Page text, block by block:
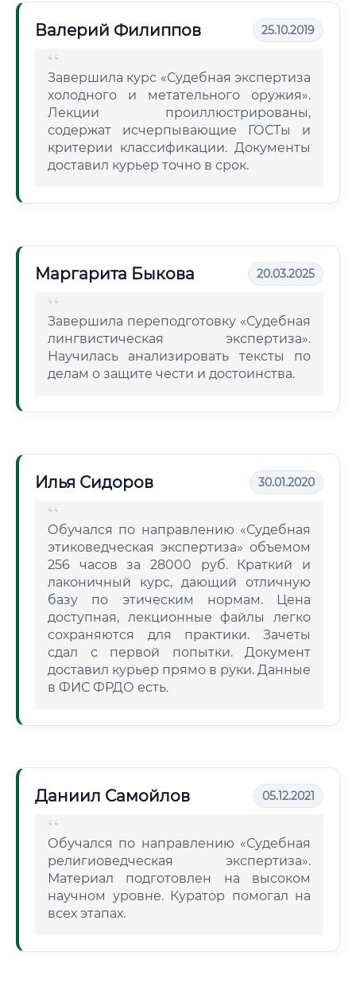
Валерий Филиппов 25.10.2019
Завершила курс «Судебная экспертиза
холодного и метательного оружия».
Лекции проиллюстрированы,
содержат исчерпывающие ГОСТы и
критерии классификации. Документы
доставил курьер точно в срок.
Маргарита Быкова 20.03.2025
Завершила переподготовку «Судебная
лингвистическая экспертиза».
Научилась анализировать тексты по
делам о защите чести и достоинства.
Илья Сидоров 30.01.2020
Обучался по направлению «Судебная
этиковедческая экспертиза» объемом
256 часов за 28000 руб. Краткий и
лаконичный курс, дающий отличную
базу по этическим нормам. Цена
доступная, лекционные файлы легко
сохраняются для практики. Зачеты
сдал с первой попытки. Документ
доставил курьер прямо в руки. Данные
в ФИС ФРДО есть.
Даниил Самойлов 05.12.2021
Обучался по направлению «Судебная
религиоведческая экспертиза».
Материал подготовлен на высоком
научном уровне. Куратор помогал на
всех этапах.